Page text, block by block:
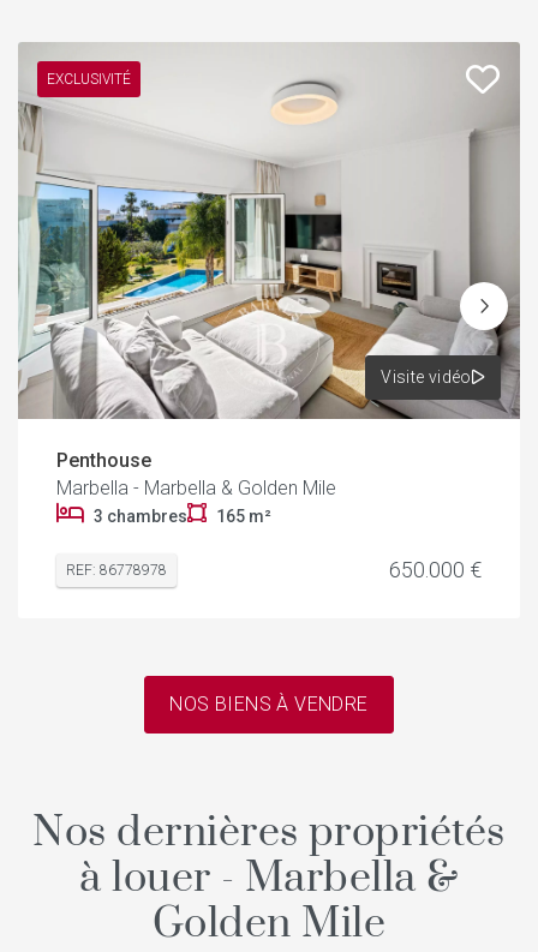
EXCLUSIVITÉ
Visite vidéo
Penthouse
Marbella - Marbella & Golden Mile
3 chambres 165 m²
REF: 86778978 650.000 €
NOS BIENS À VENDRE
Nos dernières propriétés
à louer - Marbella &
Golden Mile